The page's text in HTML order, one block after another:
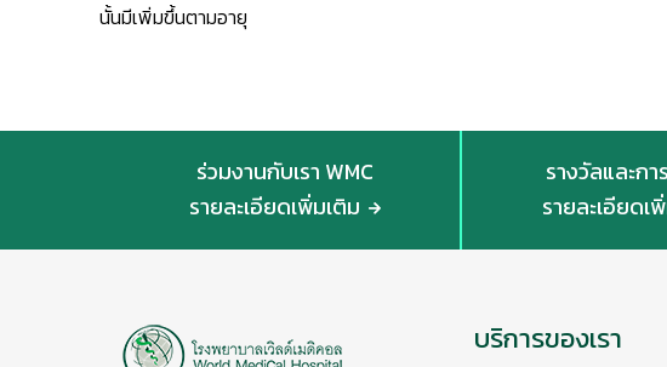
นั้นมีเพิ่มขึ้นตามอายุ
ร่วมงานกับเรา WMC
รายละเอียดเพิ่มเติม
รางวัลและก
รายละเอียดเ
บริการของเรา